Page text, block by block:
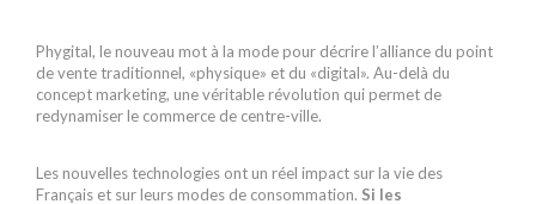
Phygital, le nouveau mot à la mode pour décrire l’alliance du point
de vente traditionnel, «physique» et du «digital». Au-delà du
concept marketing, une véritable révolution qui permet de
redynamiser le commerce de centre-ville.
Les nouvelles technologies ont un réel impact sur la vie des
Français et sur leurs modes de consommation. Si les